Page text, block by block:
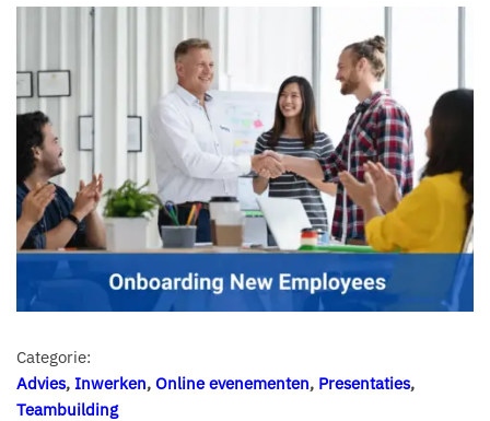
Categorie:
Advies, Inwerken, Online evenementen, Presentaties,
Teambuilding